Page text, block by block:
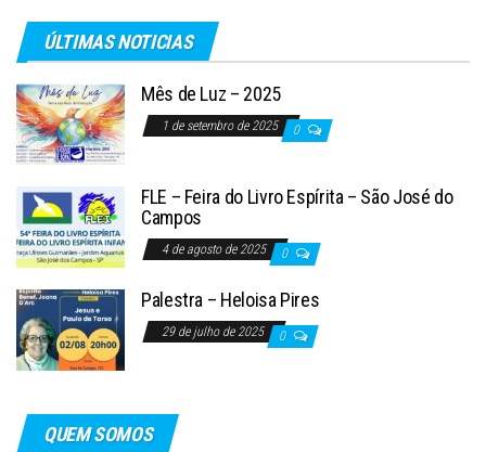
ÚLTIMAS NOTICIAS
Mês de Luz – 2025
1 de setembro de 2025 0
FLE – Feira do Livro Espírita – São José do
Campos
4 de agosto de 2025 0
Palestra – Heloisa Pires
29 de julho de 2025 0
QUEM SOMOS